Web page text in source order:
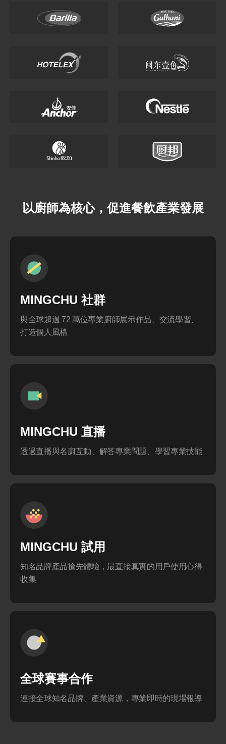
以廚師為核心，促進餐飲產業發展
MINGCHU 社群
與全球超過 72 萬位專業廚師展示作品、交流學習、
打造個人風格
MINGCHU 直播
透過直播與名廚互動、解答專業問題、學習專業技能
MINGCHU 試用
知名品牌產品搶先體驗，最直接真實的用戶使用心得
收集
全球賽事合作
連接全球知名品牌、產業資源，專業即時的現場報導